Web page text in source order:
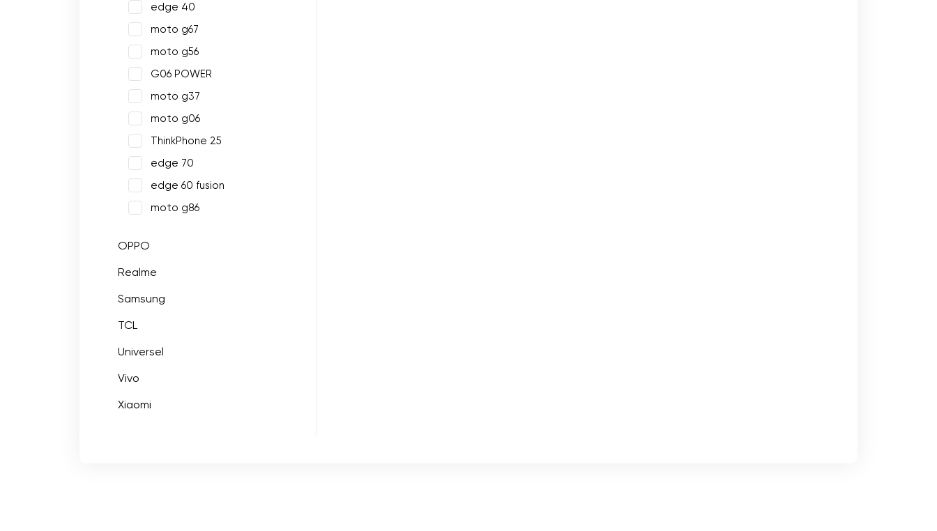
edge 40
moto g67
moto g56
G06 POWER
moto g37
moto g06
ThinkPhone 25
edge 70
edge 60 fusion
moto g86
OPPO
Realme
Samsung
TCL
Universel
Vivo
Xiaomi